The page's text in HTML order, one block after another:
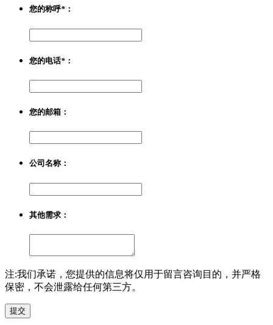
您的称呼* ：
您的电话* ：
您的邮箱：
公司名称：
其他需求：
注:我们承诺，您提供的信息将仅用于留言咨询目的，并严格
保密，不会泄露给任何第三方。
提交